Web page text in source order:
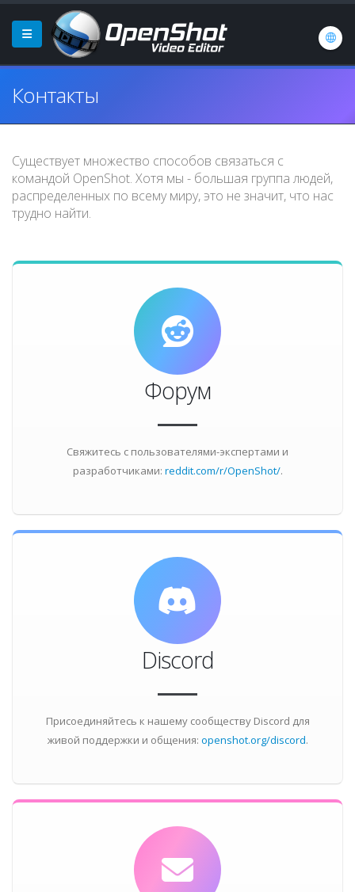
Контакты
Существует множество способов связаться с
командой OpenShot. Хотя мы - большая группа людей,
распределенных по всему миру, это не значит, что нас
трудно найти.
Форум
Свяжитесь с пользователями-экспертами и
разработчиками: reddit.com/r/OpenShot/.
Discord
Присоединяйтесь к нашему сообществу Discord для
живой поддержки и общения: openshot.org/discord.